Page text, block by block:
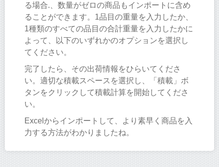
る場合.、数量がゼロの商品もインポートに含め
ることができます。1品目の重量を入力したか、
1種類のすべての品目の合計重量を入力したかに
よって、以下のいずれかのオプションを選択し
てください。
完了したら、その出荷情報をひらいてくださ
い。適切な積載スペースを選択し、「積載」ボ
タンをクリックして積載計算を開始してくださ
い。
Excelからインポートして、より素早く商品を入
力する方法がわかりましたね。